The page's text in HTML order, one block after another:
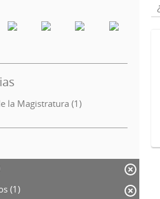
la Magistratura (1)
(1)